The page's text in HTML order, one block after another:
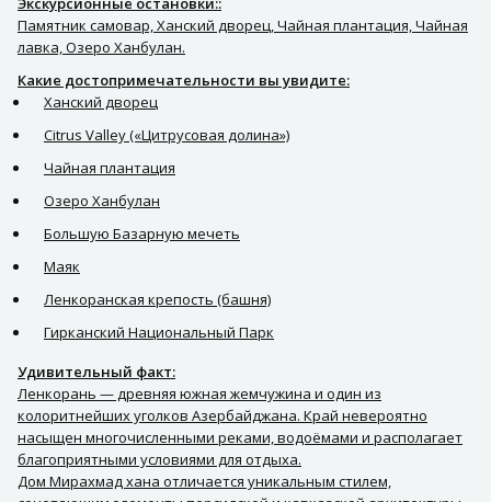
Памятник самовар, Ханский дворец, Чайная плантация, Чайная
лавка, Озеро Ханбулан.
Какие достопримечательности вы увидите:
Ханский дворец
Citrus Valley («Цитрусовая долина»)
Чайная плантация
Озеро Ханбулан
Большую Базарную мечеть
Маяк
Ленкоранская крепость (башня)
Гирканский Национальный Парк
Удивительный факт:
Ленкорань — древняя южная жемчужина и один из
колоритнейших уголков Азербайджана. Край невероятно
насыщен многочисленными реками, водоёмами и располагает
благоприятными условиями для отдыха.
Дом Мирахмад хана отличается уникальным стилем,